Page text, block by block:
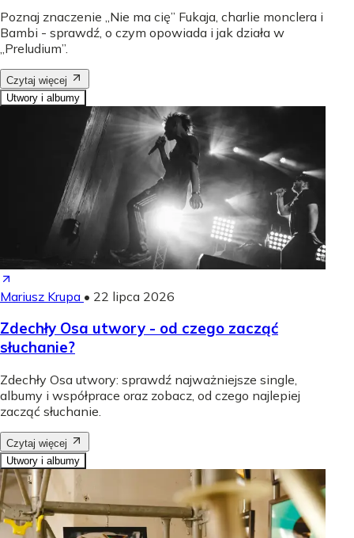
Poznaj znaczenie „Nie ma cię” Fukaja, charlie monclera i
Bambi - sprawdź, o czym opowiada i jak działa w
„Preludium”.
Czytaj więcej
Utwory i albumy
Mariusz Krupa • 22 lipca 2026
Zdechły Osa utwory - od czego zacząć
słuchanie?
Zdechły Osa utwory: sprawdź najważniejsze single,
albumy i współprace oraz zobacz, od czego najlepiej
zacząć słuchanie.
Czytaj więcej
Utwory i albumy